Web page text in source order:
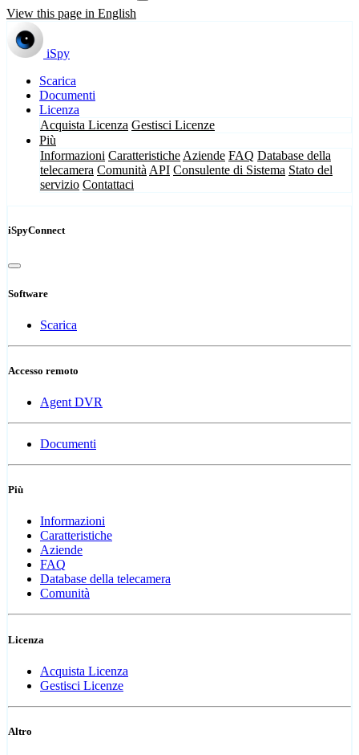
View this page in English
iSpy
Scarica
Documenti
Licenza
Acquista Licenza Gestisci Licenze
Più
Informazioni Caratteristiche Aziende FAQ Database della
telecamera Comunità API Consulente di Sistema Stato del
servizio Contattaci
iSpyConnect
Software
Scarica
Accesso remoto
Agent DVR
Documenti
Più
Informazioni
Caratteristiche
Aziende
FAQ
Database della telecamera
Comunità
Licenza
Acquista Licenza
Gestisci Licenze
Altro